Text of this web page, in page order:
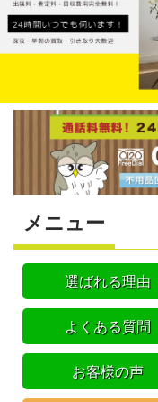
メニュー
選ばれる理由
よくある質問
お客様の声